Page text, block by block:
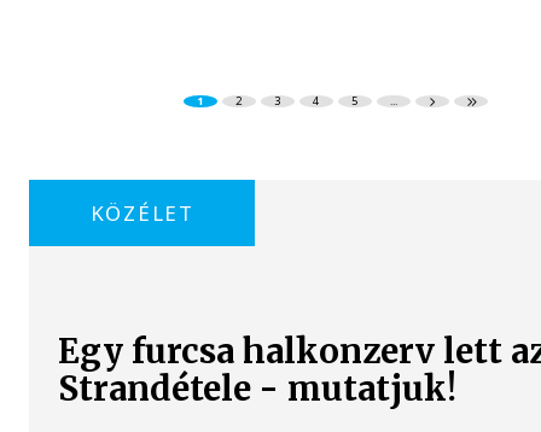
1 2 3 4 5 ...
KÖZÉLET
Egy furcsa halkonzerv lett
Strandétele - mutatjuk!